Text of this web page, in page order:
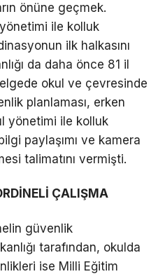
önüne geçmek.
ile kolluk
ilk halkasını
da daha önce 81 il
okul ve çevresinde
planlaması, erken
yönetimi ile kolluk
paylaşımı ve kamera
talimatını vermişti.
ÇALIŞMA
güvenlik
tarafından, okulda
ise Milli Eğitim